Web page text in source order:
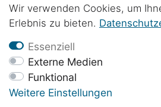
Barrierefreiheitserklärung
Vertrag widerrufen
Wir verwenden Cookies, um
Erlebnis zu bieten.
Essenziell
Externe Medien
Funktional
Weitere Einstellungen